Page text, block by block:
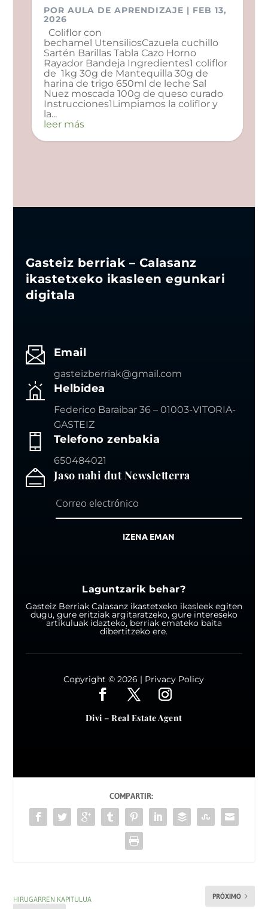
PORAULA DE APRENDIZAJE | FEB 13,
2026
Coliflor con
bechamel UtensiliosCazuela cuchillo
Sartén Barillas Tabla Cazo Horno
Rayador Bandeja Ingredientes1 coliflor
de 1kg 30g de Mantequilla 30g de
harina de trigo 650ml de leche Sal
Nuez moscada 100g de queso curado
Instrucciones1Limpiamos la coliflor y
la...
leer más
Gasteiz berriak – Calasanz
ikastetxeko ikasleen egunkari
digitala
Email
gasteizberriak@gmail.com
Helbidea
Federico Baraibar 36 – 01003-VITORIA-
GASTEIZ
Telefono zenbakia
650484021
Jaso nahi dut Newsletterra
IZENA EMAN
Laguntzarik behar?
Gasteiz Berriak Calasanz ikastetxeko ikasleek egiten
dugu, gure eritziak argitaratzeko, gure intereseko
artikuluak idazteko, berriak emateko baita
dibertitzeko ere.
Copyright © 2026 | Privacy Policy
Divi – Real Estate Agent
COMPARTIR:
HIRUGARREN KAPITULUA
PRÓXIMO